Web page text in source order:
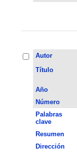
Autor
Título
Año
Número
Palabras
clave
Resumen
Dirección